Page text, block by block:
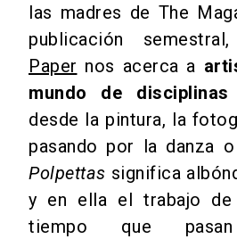
las madres de The
publicación
Paper nos acerca a
mundo de
desde la pintura, la
pasando por la danza
Polpettas significa
y en ella el trabajo de
tiempo que